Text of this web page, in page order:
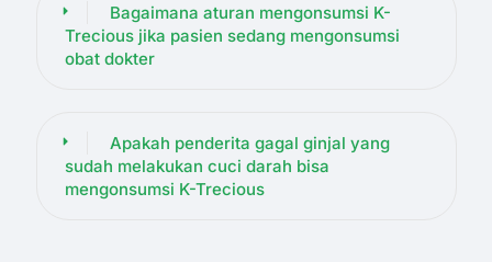
Bagaimana aturan mengonsumsi K-
Trecious jika pasien sedang mengonsumsi
obat dokter
Apakah penderita gagal ginjal yang
sudah melakukan cuci darah bisa
mengonsumsi K-Trecious